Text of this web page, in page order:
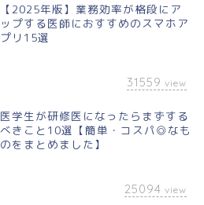
【2025年版】業務効率が格段にア
ップする医師におすすめのスマホア
プリ15選
31559 view
医学生が研修医になったらまずする
べきこと10選【簡単・コスパ◎なも
のをまとめました】
25094 view